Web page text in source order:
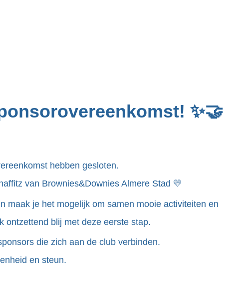
✨🤝
hebben gesloten.
van Brownies&Downies Almere Stad 💛
maak je het mogelijk om samen mooie activiteiten en
ontzettend blij met deze eerste stap.
die zich aan de club verbinden.
en steun.